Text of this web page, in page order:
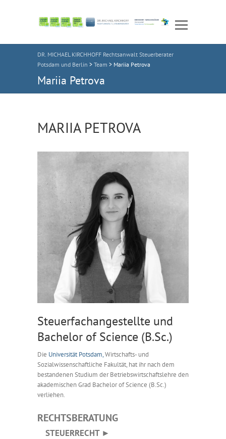
DR. MICHAEL KIRCHHOFF Rechtsanwalt Steuerberater
Potsdam und Berlin > Team > Mariia Petrova
Mariia Petrova
MARIIA PETROVA
Steuerfachangestellte und
Bachelor of Science (B.Sc.)
Die Universität Potsdam,Wirtschafts- und
Sozialwissenschaftliche Fakultät, hat ihr nach dem
bestandenen Studium der Betriebswirtschaftslehre den
akademischen Grad Bachelor of Science (B.Sc.)
verliehen.
RECHTSBERATUNG
STEUERRECHT ►